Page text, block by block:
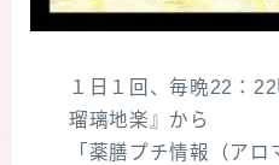
１日１回、毎晩22：
瑠璃地楽』から
「薬膳プチ情報（ア